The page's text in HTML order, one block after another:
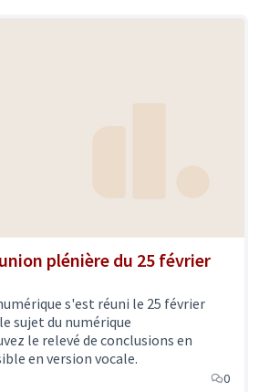
plénière du 25 février
s'est réuni le 25 février
sujet du numérique
le relevé de conclusions en
en version vocale.
0